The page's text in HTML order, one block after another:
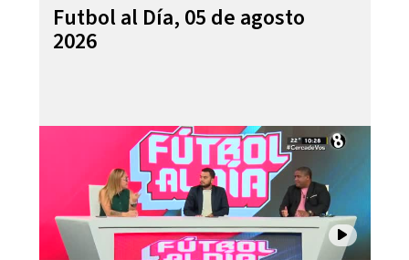
Futbol al Día, 05 de agosto
2026